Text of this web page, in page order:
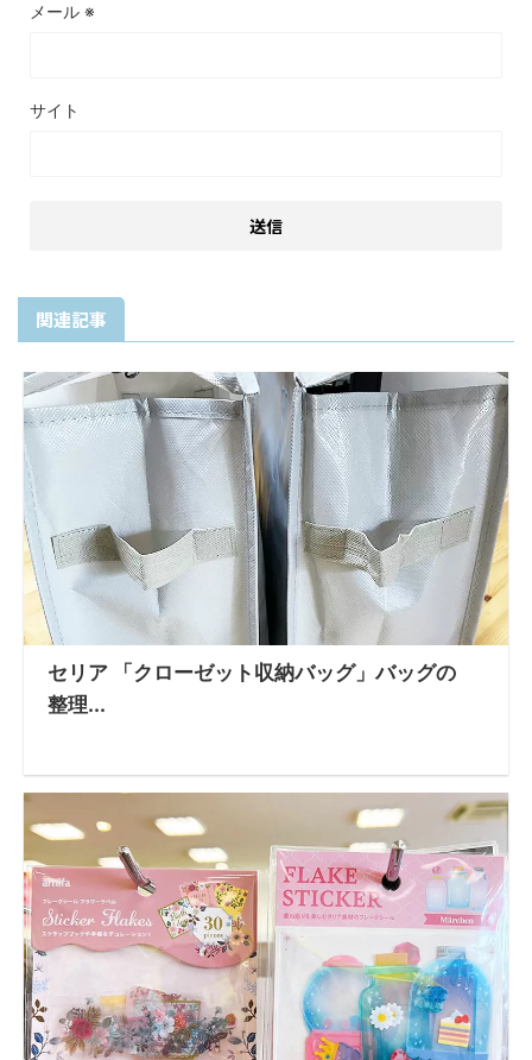
メール ※
サイト
関連記事
セリア 「クローゼット収納バッグ」バッグの
整理...